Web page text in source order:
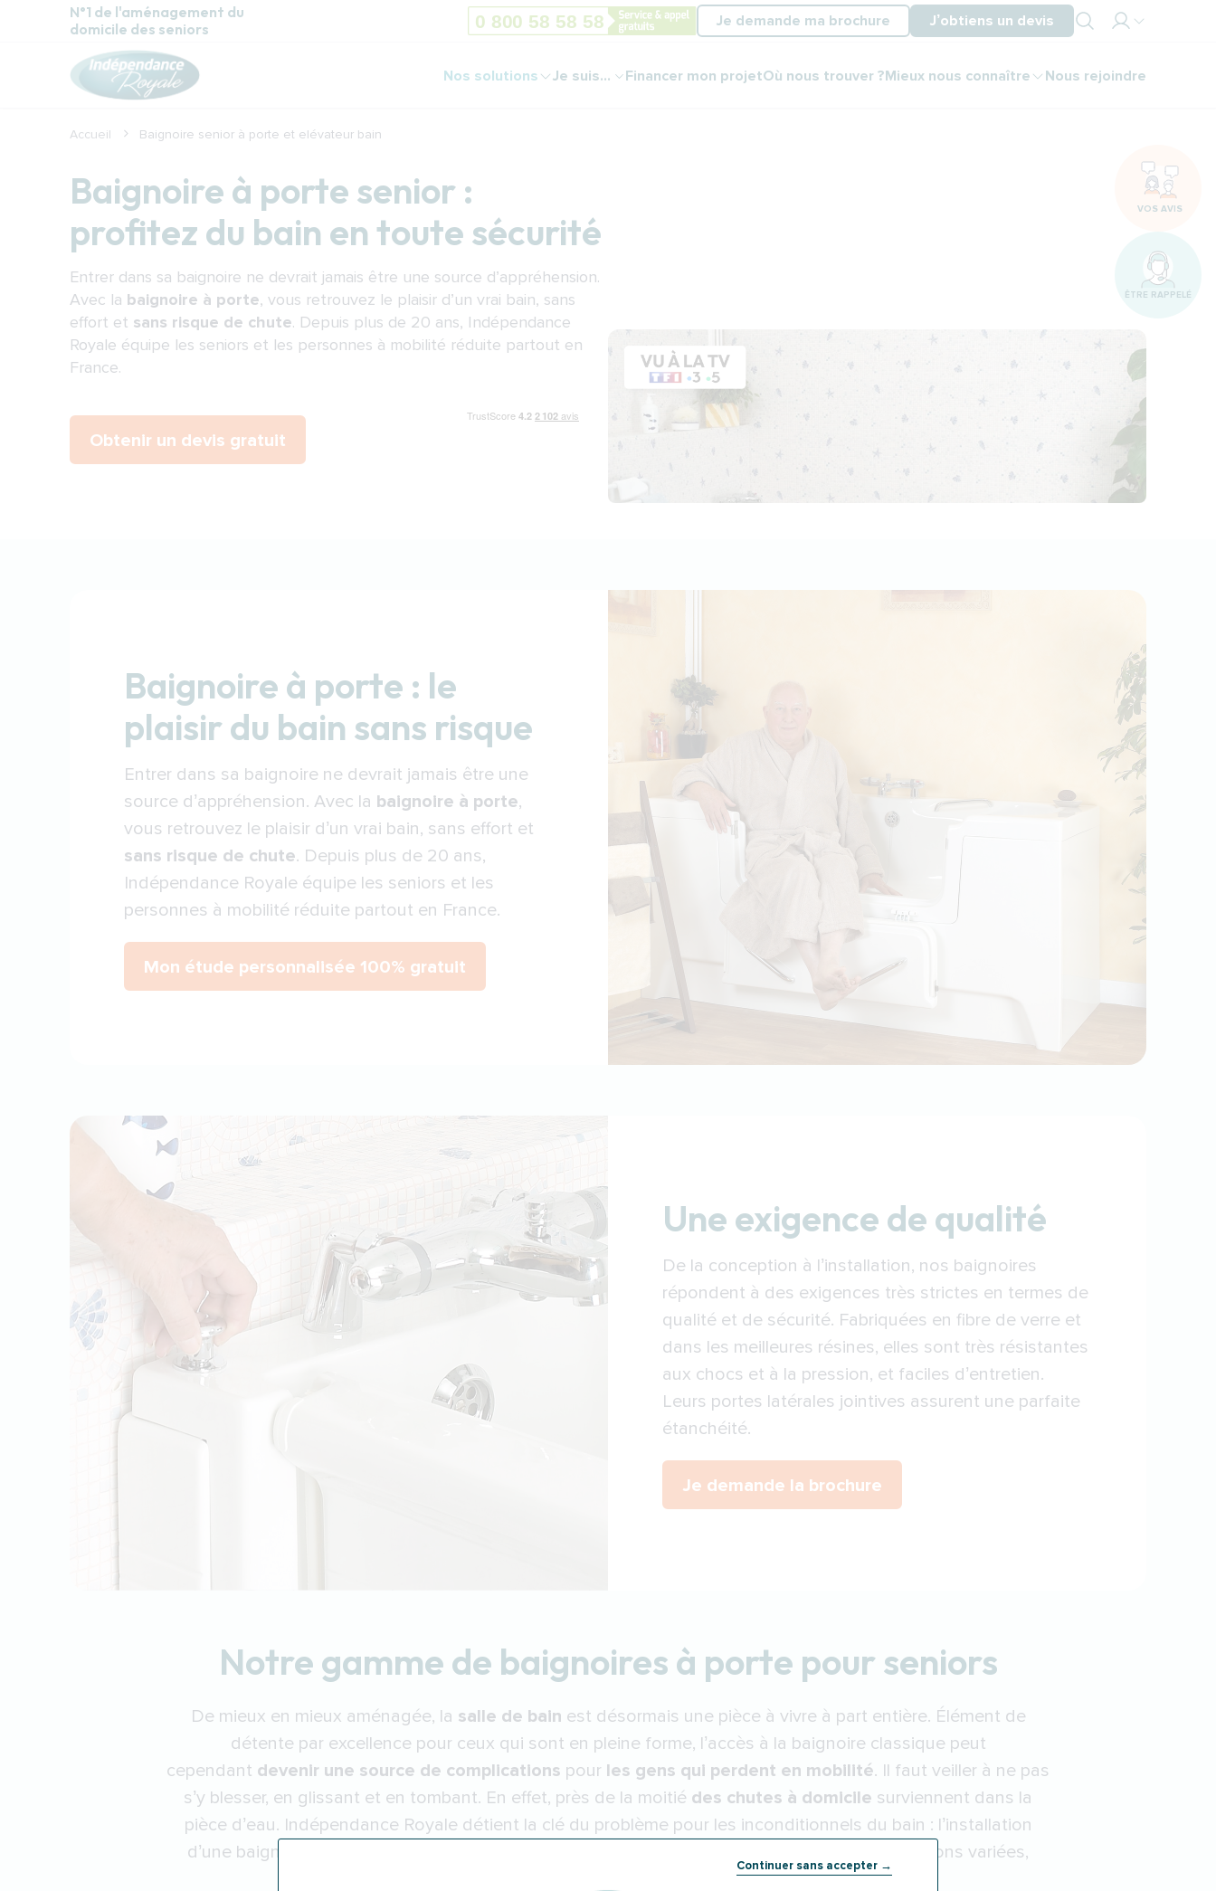
Continuer sans accepter →
Aller au contenu principal
N°1 de l'aménagement du
domicile des seniors
Je demande ma brochure
J’obtiens un devis
espace
Nos solutions Je suis... Financer mon projetOù nous trouver ?Mieux nous connaître Nous rejoindre
Accueil Baignoire senior à porte et elévateur bain
Baignoire à porte senior :
profitez du bain en toute sécurité
Entrer dans sa baignoire ne devrait jamais être une source d’appréhension.
Avec la baignoire à porte, vous retrouvez le plaisir d’un vrai bain, sans
effort et sans risque de chute. Depuis plus de 20 ans, Indépendance
Royale équipe les seniors et les personnes à mobilité réduite partout en
France.
Obtenir un devis gratuit
Baignoire à porte : le
plaisir du bain sans risque
Entrer dans sa baignoire ne devrait jamais être une
source d’appréhension. Avec la baignoire à porte,
vous retrouvez le plaisir d’un vrai bain, sans effort et
sans risque de chute. Depuis plus de 20 ans,
Indépendance Royale équipe les seniors et les
personnes à mobilité réduite partout en France.
Mon étude personnalisée 100% gratuit
Une exigence de qualité
De la conception à l’installation, nos baignoires
répondent à des exigences très strictes en termes de
qualité et de sécurité. Fabriquées en fibre de verre et
dans les meilleures résines, elles sont très résistantes
aux chocs et à la pression, et faciles d’entretien.
Leurs portes latérales jointives assurent une parfaite
étanchéité.
Je demande la brochure
Notre gamme de baignoires à porte pour seniors
De mieux en mieux aménagée, la salle de bain est désormais une pièce à vivre à part entière. Élément de
détente par excellence pour ceux qui sont en pleine forme, l’accès à la baignoire classique peut
cependant devenir une source de complications pour les gens qui perdent en mobilité. Il faut veiller à ne pas
s’y blesser, en glissant et en tombant. En effet, près de la moitié des chutes à domicile surviennent dans la
pièce d’eau. Indépendance Royale détient la clé du problème pour les inconditionnels du bain : l’installation
d’une baignoire à porte pour personne âgées
. Avec six modèles aux dimensions et configurations variées,
chaque projet trouve sa réponse, quelle que soit la taille de votre salle de bain.
VOS AVIS
ÊTRE RAPPELÉ